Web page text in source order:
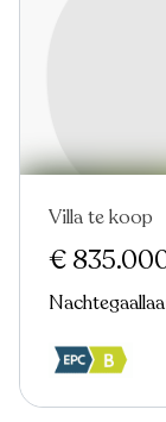
Villa te koop
€